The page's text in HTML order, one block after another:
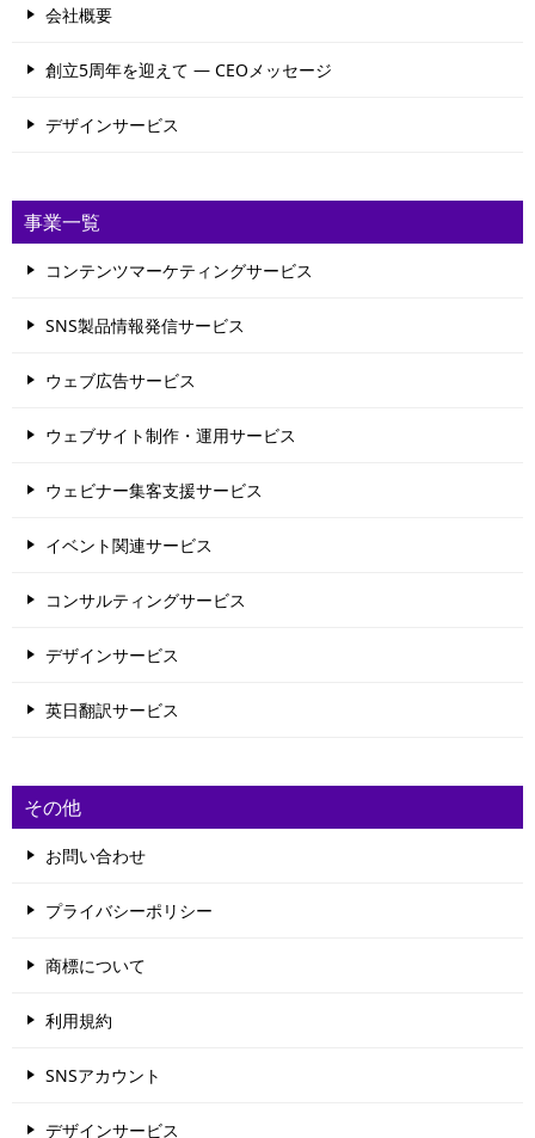
会社概要
創立5周年を迎えて ― CEOメッセージ
デザインサービス
事業一覧
コンテンツマーケティングサービス
SNS製品情報発信サービス
ウェブ広告サービス
ウェブサイト制作・運用サービス
ウェビナー集客支援サービス
イベント関連サービス
コンサルティングサービス
デザインサービス
英日翻訳サービス
その他
お問い合わせ
プライバシーポリシー
商標について
利用規約
SNSアカウント
デザインサービス